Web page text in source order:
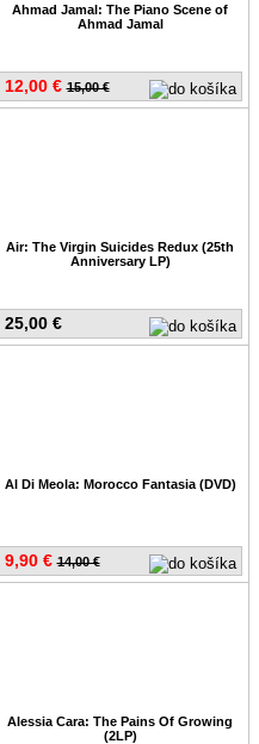
12,00 € 15,00 €
Ahmad Jamal: The Piano Scene of
Ahmad Jamal
25,00 €
Air: The Virgin Suicides Redux (25th
Anniversary LP)
9,90 € 14,00 €
Al Di Meola: Morocco Fantasia (DVD)
Alessia Cara: The Pains Of Growing
(2LP)